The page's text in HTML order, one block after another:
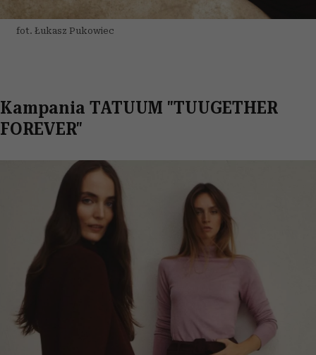
fot. Łukasz Pukowiec
Kampania TATUUM "TUUGETHER
FOREVER"